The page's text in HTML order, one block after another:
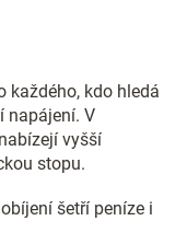
každého, kdo hledá
napájení. V
vyšší
stopu.
šetří peníze i